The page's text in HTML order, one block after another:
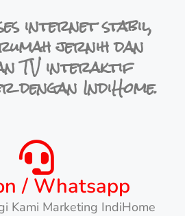
internet stabil,
jernih dan
TV interaktif
IndiHome.
/ Whatsapp
Kami Marketing IndiHome